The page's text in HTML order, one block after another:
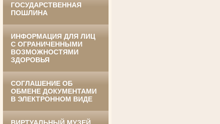
Участник Великой Отечественной войны
Председатель Губкинского районного
в период с 1965 по 1984 гг.
Труженица тыла в годы
ГОСУДАРСТВЕННАЯ
ПОШЛИНА
ИНФОРМАЦИЯ ДЛЯ ЛИЦ
С ОГРАНИЧЕННЫМИ
ВОЗМОЖНОСТЯМИ
ЗДОРОВЬЯ
СОГЛАШЕНИЕ ОБ
ОБМЕНЕ ДОКУМЕНТАМИ
В ЭЛЕКТРОННОМ ВИДЕ
ВИРТУАЛЬНЫЙ МУЗЕЙ